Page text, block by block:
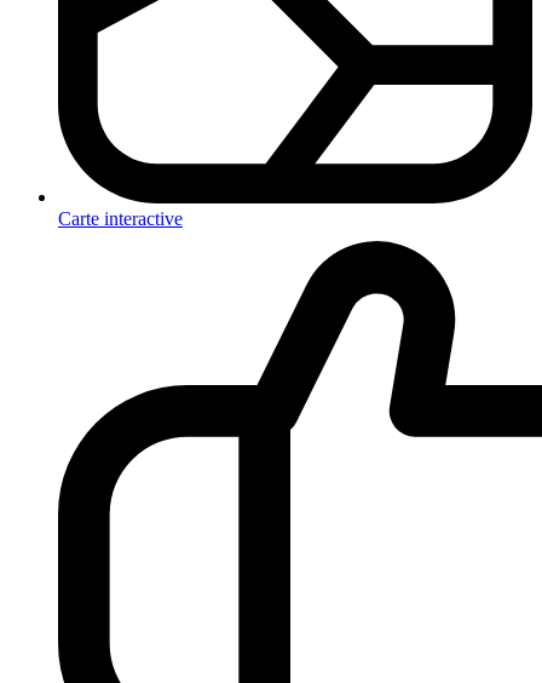
Carte interactive